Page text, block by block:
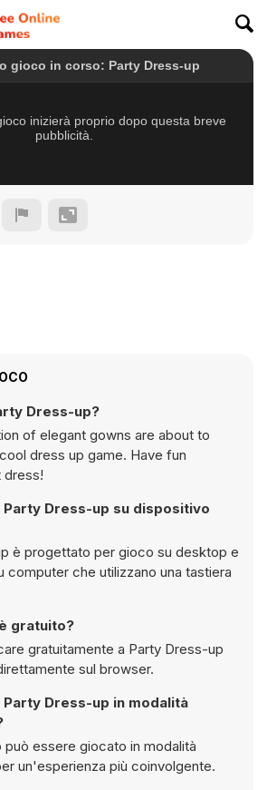
Dress-up?
of elegant gowns are about to
dress up game. Have fun
dress!
Party Dress-up su dispositivo
è progettato per gioco su desktop e
computer che utilizzano una tastiera
gratuito?
gratuitamente a Party Dress-up
sul browser.
up in modalità
un'esperienza più coinvolgente.